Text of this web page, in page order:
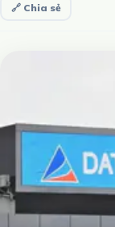
🔗 Chia sẻ